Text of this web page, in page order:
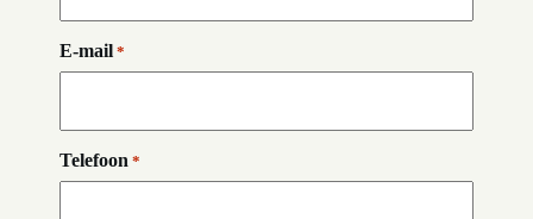
E-mail *
Telefoon *